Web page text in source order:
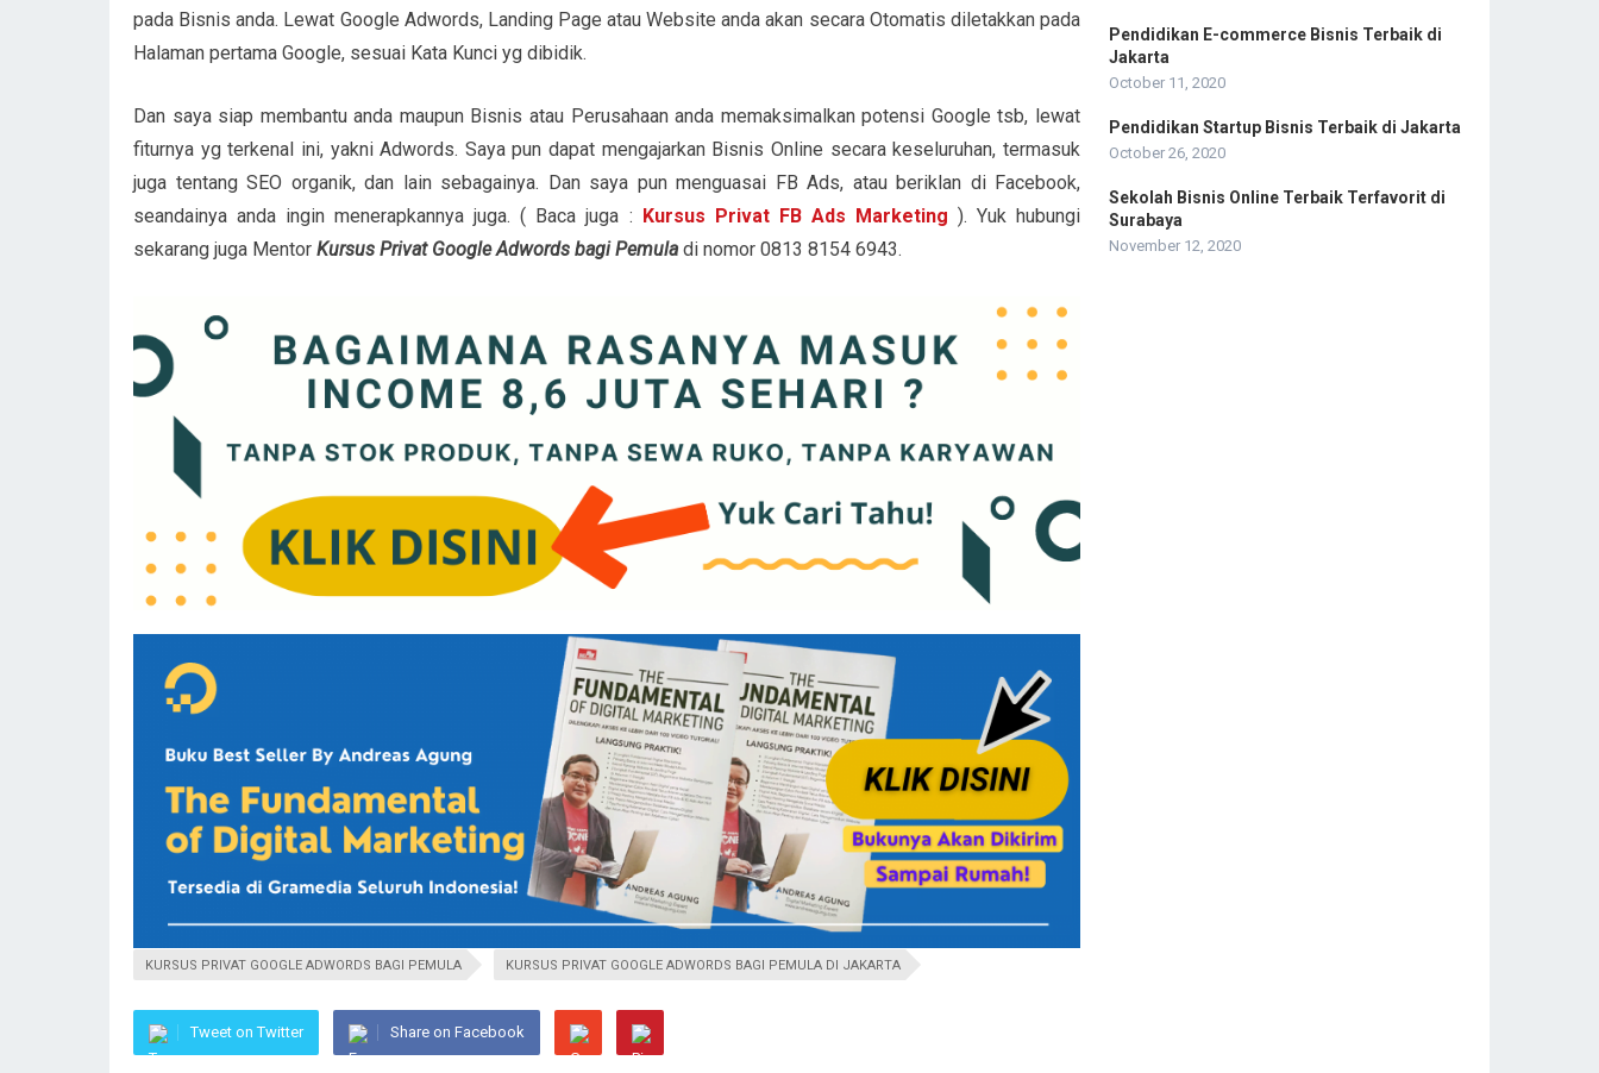
pada Bisnis anda. Lewat Google Adwords, Landing Page atau Website anda akan secara Otomatis diletakkan pada
Halaman pertama Google, sesuai Kata Kunci yg dibidik.
Dan saya siap membantu anda maupun Bisnis atau Perusahaan anda memaksimalkan potensi Google tsb, lewat
fiturnya yg terkenal ini, yakni Adwords. Saya pun dapat mengajarkan Bisnis Online secara keseluruhan, termasuk
juga tentang SEO organik, dan lain sebagainya. Dan saya pun menguasai FB Ads, atau beriklan di Facebook,
seandainya anda ingin menerapkannya juga. ( Baca juga : Kursus Privat FB Ads Marketing ). Yuk hubungi
sekarang juga Mentor Kursus Privat Google Adwords bagi Pemula di nomor 0813 8154 6943.
KURSUS PRIVAT GOOGLE ADWORDS BAGI PEMULA KURSUS PRIVAT GOOGLE ADWORDS BAGI PEMULA DI JAKARTA
Tweet on Twitter Share on Facebook
Pendidikan E-commerce Bisnis Terbaik di
Jakarta
October 11, 2020
Pendidikan Startup Bisnis Terbaik di Jakarta
October 26, 2020
Sekolah Bisnis Online Terbaik Terfavorit di
Surabaya
November 12, 2020